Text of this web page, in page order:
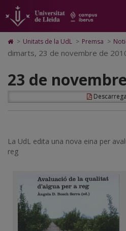
23
de
novembre
de
2010
pàgina
principal.
Universitat
Lleida
contingut
principal
Mapa
Web.
Universitat
Cerca
Accessibilitat.
Universitat
Lleida
Icono
de
Home
ir
a
página
de
> Unitats de la UdL > Premsa >
dimarts, 23 de novembre de
23 de
La UdL edita una nova eina per
reg